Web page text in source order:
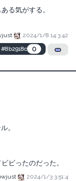
る気がする。
2024/1/8 14:3:42
#8b2918c
0
。
ビったのだった。
2024/1/3 3:51:4